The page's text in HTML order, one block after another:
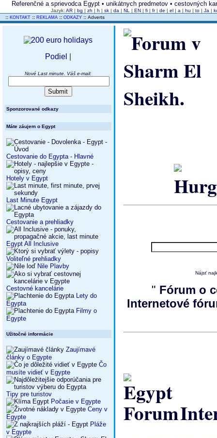
Referenčné a sprievodca Egypt • unikátnych predmetov • cestovných
Jazyk: AR | bg | zh | h | sk | da | NL | EN | fi | fr | de | el | a | hu | to | Ja |
:: KONTAKT :: REKLAMA :: ODKAZY :: Adverts
Podiel
Nové Last minute. Váš e-mail:
Sponzorované odkazy
Máte záujem o Egypt
Cestovanie do Egypta - Hlavné
Hotely v Egypt
Last Minute Egypt
Cestovanie a prehliadky
Egypt All Inclusive
Voliteľné prehliadky
Nile Plavby
Cestovné kancelárie
Lety do
Egypta
Filmy o
Egypte
Užitočné informácie
Zaujímavé
články o Egypte
Čo
musíte vidieť v Egypte
Tipy pre turistov
Počasie v Egypte
Ceny v
Egypte
Pláže
v Egypte
Nájsť
" Fórum o
Internetové